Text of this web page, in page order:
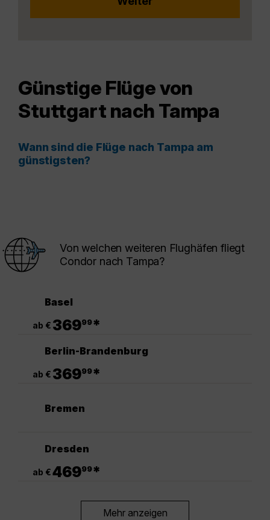
Günstige Flüge von
Stuttgart nach Tampa
Wann sind die Flüge nach Tampa am
günstigsten?
Von welchen weiteren Flughäfen fliegt
Condor nach Tampa?
Basel
ab € 36999*
Berlin-Brandenburg
ab € 36999*
Bremen
Dresden
ab €46999*
Mehr anzeigen